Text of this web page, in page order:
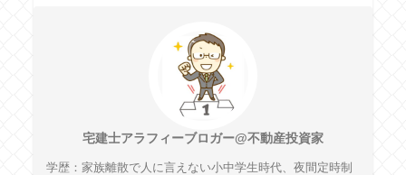
宅建士アラフィーブロガー@不動産投資家
学歴：家族離散で人に言えない小中学生時代、夜間定時制